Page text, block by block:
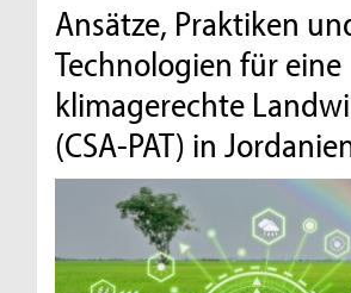
Ansätze, Praktiken
Technologien für eine
klimagerechte
(CSA-PAT) in